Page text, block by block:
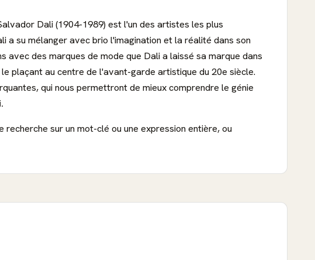
Dali (1904-1989) est l'un des artistes les plus
su mélanger avec brio l'imagination et la réalité dans son
des marques de mode que Dali a laissé sa marque dans
plaçant au centre de l'avant-garde artistique du 20e siècle.
qui nous permettront de mieux comprendre le génie
recherche sur un mot-clé ou une expression entière, ou